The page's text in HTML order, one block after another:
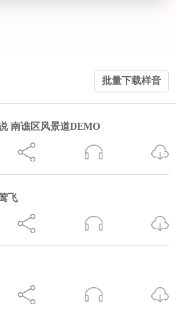
批量下载样音
南谯区风景道DEMO
飞